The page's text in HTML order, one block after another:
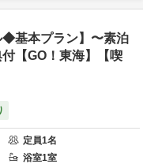
◆基本プラン】〜素泊
【GO！東海】【喫
定員1名
浴室1室